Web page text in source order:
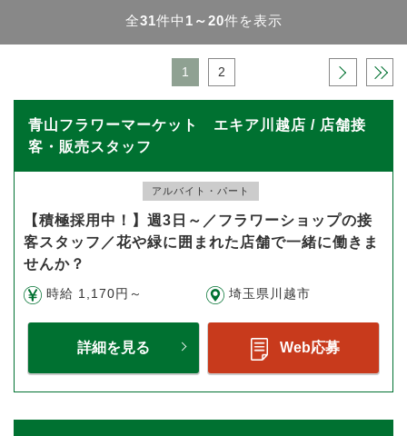
全31件中 1～20件を表示
1 2 › »
青山フラワーマーケット エキア川越店 / 店舗接
客・販売スタッフ
アルバイト・パート
【積極採用中！】週3日～／フラワーショップの接
客スタッフ／花や緑に囲まれた店舗で一緒に働きま
せんか？
時給 1,170円～ 埼玉県川越市
詳細を見る Web応募